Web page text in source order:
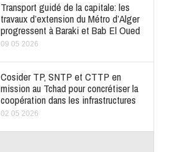
Transport guidé de la capitale: les
travaux d’extension du Métro d’Alger
progressent à Baraki et Bab El Oued
09 05 2026
Cosider TP, SNTP et CTTP en
mission au Tchad pour concrétiser la
coopération dans les infrastructures
02 05 2026